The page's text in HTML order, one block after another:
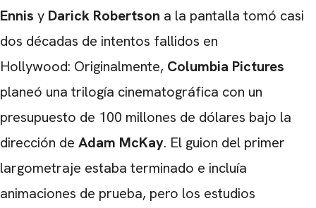
Ennis y Darick Robertson a la pantalla tomó casi
dos décadas de intentos fallidos en
Hollywood: Originalmente, Columbia Pictures
planeó una trilogía cinematográfica con un
presupuesto de 100 millones de dólares bajo la
dirección de Adam McKay. El guion del primer
largometraje estaba terminado e incluía
animaciones de prueba, pero los estudios